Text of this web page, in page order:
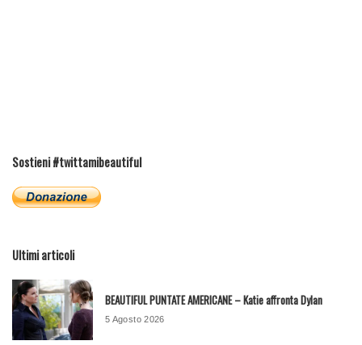
Sostieni #twittamibeautiful
Ultimi articoli
BEAUTIFUL PUNTATE AMERICANE – Katie affronta Dylan
5 Agosto 2026